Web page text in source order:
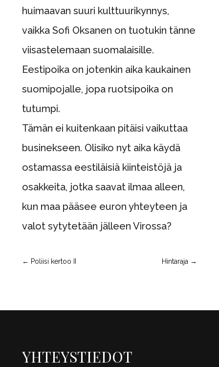
huimaavan suuri kulttuurikynnys,
vaikka Sofi Oksanen on tuotukin tänne
viisastelemaan suomalaisille.
Eestipoika on jotenkin aika kaukainen
suomipojalle, jopa ruotsipoika on
tutumpi.
Tämän ei kuitenkaan pitäisi vaikuttaa
businekseen. Olisiko nyt aika käydä
ostamassa eestiläisiä kiinteistöjä ja
osakkeita, jotka saavat ilmaa alleen,
kun maa pääsee euron yhteyteen ja
valot sytytetään jälleen Virossa?
← Poliisi kertoo II Hintaraja →
YHTEYSTIEDOT